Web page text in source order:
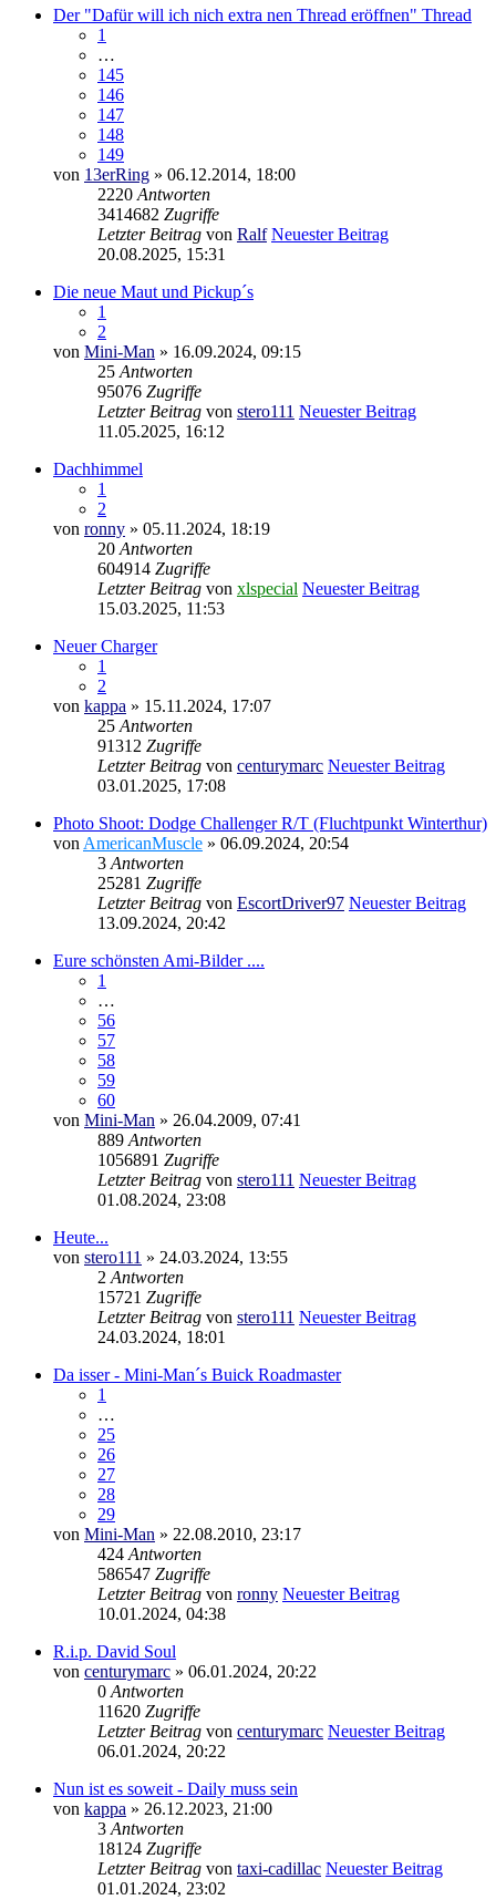
Der "Dafür will ich nich extra nen Thread eröffnen" Thread
1
…
145
146
147
148
149
von 13erRing » 06.12.2014, 18:00
2220Antworten
3414682 Zugriffe
Letzter Beitrag von Ralf Neuester Beitrag
20.08.2025, 15:31
Die neue Maut und Pickup´s
1
2
von Mini-Man » 16.09.2024, 09:15
25Antworten
95076 Zugriffe
Letzter Beitrag von stero111 Neuester Beitrag
11.05.2025, 16:12
Dachhimmel
1
2
von ronny » 05.11.2024, 18:19
20Antworten
604914 Zugriffe
Letzter Beitrag von xlspecial Neuester Beitrag
15.03.2025, 11:53
Neuer Charger
1
2
von kappa » 15.11.2024, 17:07
25Antworten
91312 Zugriffe
Letzter Beitrag von centurymarc Neuester Beitrag
03.01.2025, 17:08
Photo Shoot: Dodge Challenger R/T (Fluchtpunkt Winterthur)
vonAmericanMuscle » 06.09.2024, 20:54
3Antworten
25281 Zugriffe
Letzter Beitrag von EscortDriver97 Neuester Beitrag
13.09.2024, 20:42
Eure schönsten Ami-Bilder ....
1
…
56
57
58
59
60
von Mini-Man » 26.04.2009, 07:41
889Antworten
1056891 Zugriffe
Letzter Beitrag von stero111 Neuester Beitrag
01.08.2024, 23:08
Heute...
von stero111 » 24.03.2024, 13:55
2Antworten
15721 Zugriffe
Letzter Beitrag von stero111 Neuester Beitrag
24.03.2024, 18:01
Da isser - Mini-Man´s Buick Roadmaster
1
…
25
26
27
28
29
von Mini-Man » 22.08.2010, 23:17
424Antworten
586547 Zugriffe
Letzter Beitrag von ronny Neuester Beitrag
10.01.2024, 04:38
R.i.p. David Soul
von centurymarc » 06.01.2024, 20:22
0Antworten
11620 Zugriffe
Letzter Beitrag von centurymarc Neuester Beitrag
06.01.2024, 20:22
Nun ist es soweit - Daily muss sein
von kappa » 26.12.2023, 21:00
3Antworten
18124 Zugriffe
Letzter Beitrag von taxi-cadillac Neuester Beitrag
01.01.2024, 23:02